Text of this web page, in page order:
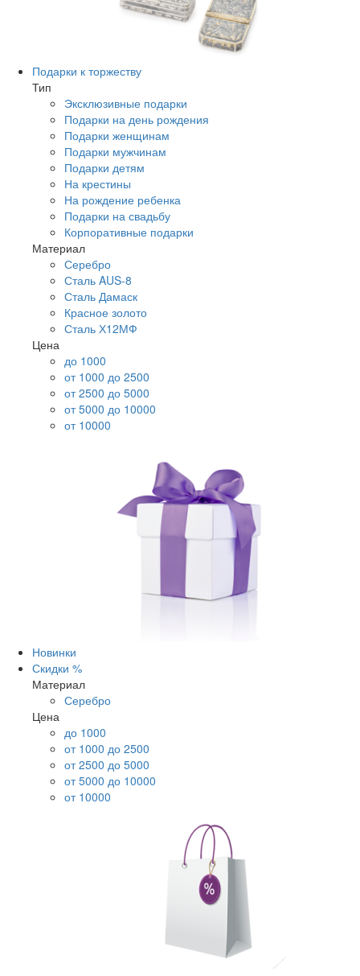
Подарки к торжеству
Тип
Эксклюзивные подарки
Подарки на день рождения
Подарки женщинам
Подарки мужчинам
Подарки детям
На крестины
На рождение ребенка
Подарки на свадьбу
Корпоративные подарки
Материал
Серебро
Сталь AUS-8
Сталь Дамаск
Красное золото
Сталь Х12МФ
Цена
до 1000
от 1000 до 2500
от 2500 до 5000
от 5000 до 10000
от 10000
Новинки
Скидки %
Материал
Серебро
Цена
до 1000
от 1000 до 2500
от 2500 до 5000
от 5000 до 10000
от 10000